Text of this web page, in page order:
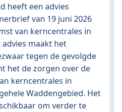
heeft een advies
van 19 juni 2026
van kerncentrales in
advies maakt het
tegen de gevolgde
het de zorgen over de
kerncentrales in
Waddengebied. Het
om verder te